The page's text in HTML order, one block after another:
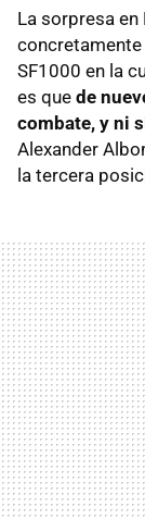
La sorpresa
concretamente
SF1000 en la
es que de
combate, y ni
Alexander
la tercera